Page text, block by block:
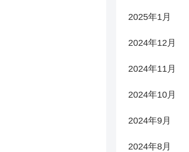
2025年1月
2024年12月
2024年11月
2024年10月
2024年9月
2024年8月